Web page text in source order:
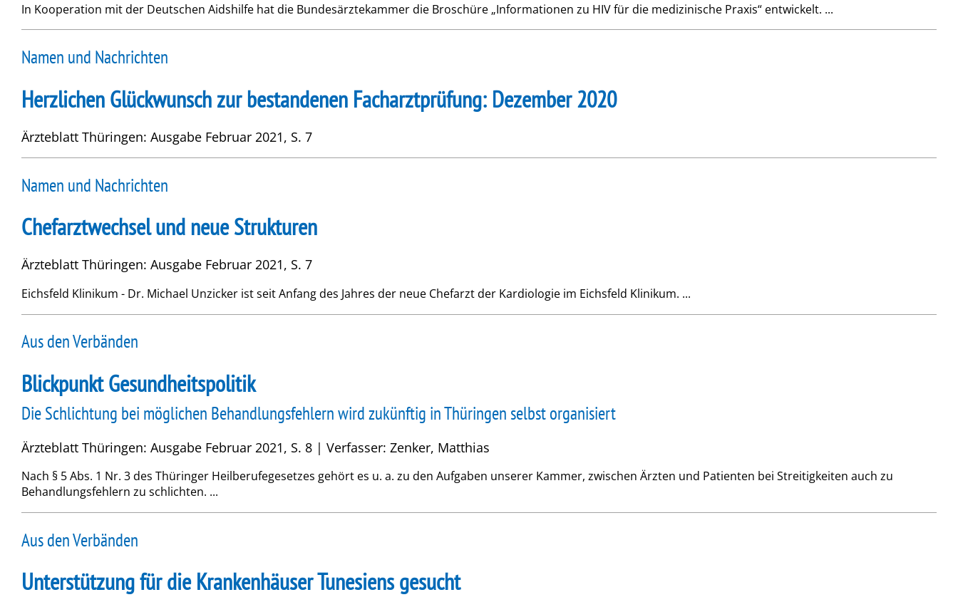
In Kooperation mit der Deutschen Aidshilfe hat die Bundesärztekammer die Broschüre „Informationen zu HIV für die medizinische Praxis“ entwickelt. ...
Namen und Nachrichten
Herzlichen Glückwunsch zur bestandenen Facharztprüfung: Dezember 2020
Ärzteblatt Thüringen: Ausgabe Februar 2021, S. 7
Namen und Nachrichten
Chefarztwechsel und neue Strukturen
Ärzteblatt Thüringen: Ausgabe Februar 2021, S. 7
Eichsfeld Klinikum - Dr. Michael Unzicker ist seit Anfang des Jahres der neue Chefarzt der Kardiologie im Eichsfeld Klinikum. ...
Aus den Verbänden
Blickpunkt Gesundheitspolitik
Die Schlichtung bei möglichen Behandlungsfehlern wird zukünftig in Thüringen selbst organisiert
Ärzteblatt Thüringen: Ausgabe Februar 2021, S. 8 | Verfasser: Zenker, Matthias
Nach § 5 Abs. 1 Nr. 3 des Thüringer Heilberufegesetzes gehört es u. a. zu den Aufgaben unserer Kammer, zwischen Ärzten und Patienten bei Streitigkeiten auch zu
Behandlungsfehlern zu schlichten. ...
Aus den Verbänden
Unterstützung für die Krankenhäuser Tunesiens gesucht